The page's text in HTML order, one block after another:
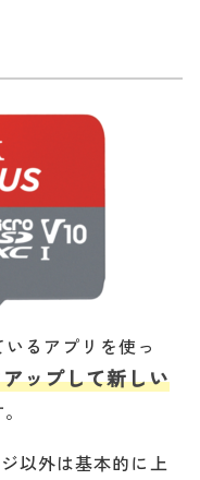
るアプリを使っ
ップして新しい
以外は基本的に上